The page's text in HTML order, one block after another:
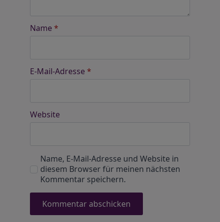
Name *
E-Mail-Adresse *
Website
Name, E-Mail-Adresse und Website in
diesem Browser für meinen nächsten
Kommentar speichern.